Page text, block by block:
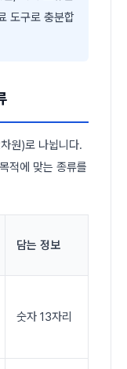
도구로 충분합
원)로 나뉩니다.
적에 맞는 종류를
담는 정보
숫자 13자리